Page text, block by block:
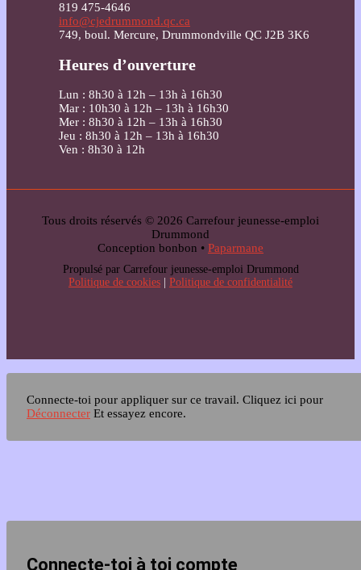
819 475-4646
info@cjedrummond.qc.ca
749, boul. Mercure, Drummondville QC J2B 3K6
Heures d’ouverture
Lun : 8h30 à 12h – 13h à 16h30
Mar : 10h30 à 12h – 13h à 16h30
Mer : 8h30 à 12h – 13h à 16h30
Jeu : 8h30 à 12h – 13h à 16h30
Ven : 8h30 à 12h
Tous droits réservés © 2026 Carrefour jeunesse-emploi
Drummond
Conception bonbon • Paparmane
Propulsé par Carrefour jeunesse-emploi Drummond
Politique de cookies | Politique de confidentialité
Connecte-toi pour appliquer sur ce travail. Cliquez ici pour
Déconnecter Et essayez encore.
Connecte-toi à toi compte